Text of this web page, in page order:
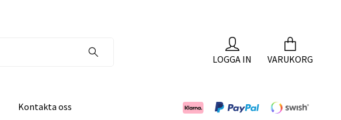
LOGGA IN VARUKORG
Kontakta oss